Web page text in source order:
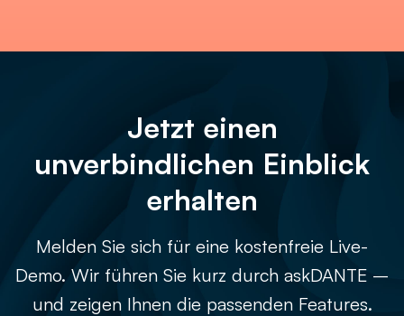
Jetzt einen
unverbindlichen Einblick
erhalten
Melden Sie sich für eine kostenfreie Live-
Demo. Wir führen Sie kurz durch askDANTE –
und zeigen Ihnen die passenden Features.